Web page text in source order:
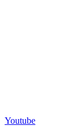
Youtube